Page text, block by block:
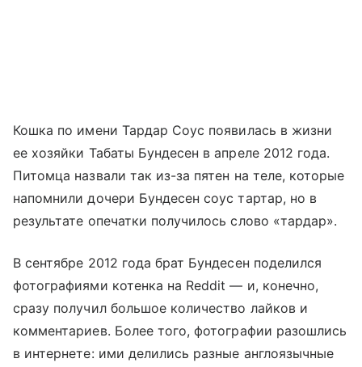
Кошка по имени Тардар Соус появилась в жизни
ее хозяйки Табаты Бундесен в апреле 2012 года.
Питомца назвали так из-за пятен на теле, которые
напомнили дочери Бундесен соус тартар, но в
результате опечатки получилось слово «тардар».
В сентябре 2012 года брат Бундесен поделился
фотографиями котенка на Reddit — и, конечно,
сразу получил большое количество лайков и
комментариев. Более того, фотографии разошлись
в интернете: ими делились разные англоязычные